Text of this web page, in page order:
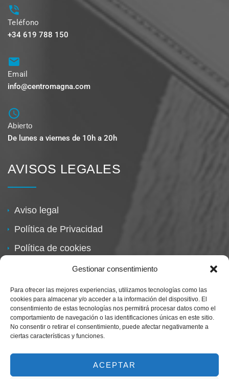
Gestionar consentimiento
Para ofrecer las mejores experiencias, utilizamos tecnologías como las
cookies para almacenar y/o acceder a la información del dispositivo. El
consentimiento de estas tecnologías nos permitirá procesar datos como el
comportamiento de navegación o las identificaciones únicas en este sitio.
No consentir o retirar el consentimiento, puede afectar negativamente a
ciertas características y funciones.
ACEPTAR
Teléfono
+34 619 788 150
Email
info@centromagna.com
Abierto
De lunes a viernes de 10h a 20h
AVISOS LEGALES
Aviso legal
Política de Privacidad
Política de cookies
Política de devoluciones
Marca Registrada